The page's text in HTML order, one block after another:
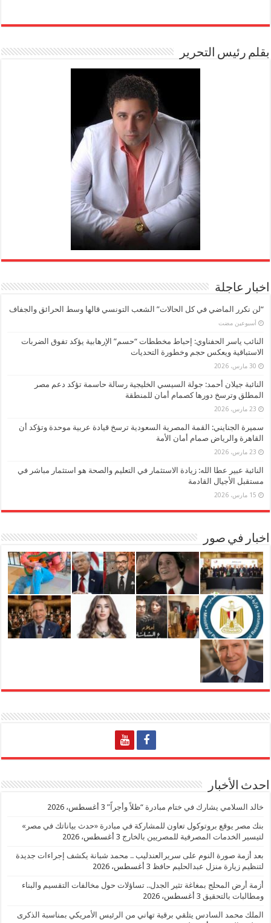
بقلم رئيس التحرير
اخبار عاجلة
“لن نكرر الماضي في كل الحالات” الشعب التونسي قالها وسط الحرائق والجفاف
‏أسبوعين مضت
النائب ياسر الحفناوي: إحباط مخططات “حسم” الإرهابية يؤكد تفوق الضربات
الاستباقية ويعكس حجم وخطورة التحديات
30 مارس، 2026
النائبة جيلان أحمد: جولة السيسي الخليجية رسالة حاسمة تؤكد دعم مصر
المطلق وترسخ دورها كصمام أمان للمنطقة
23 مارس، 2026
سميرة الجنايني: القمة المصرية السعودية ترسخ قيادة عربية موحدة وتؤكد أن
القاهرة والرياض صمام أمان الأمة
23 مارس، 2026
النائبة عبير عطا الله: زيادة الاستثمار في التعليم والصحة هو استثمار مباشر في
مستقبل الأجيال القادمة
15 مارس، 2026
اخبار في صور
احدث الأخبار
خالد السلامي يشارك في ختام مبادرة “ظلاً وأجراً” 3 أغسطس، 2026
بنك مصر يوقع بروتوكول تعاون للمشاركة في مبادرة «حدث بياناتك في مصر»
لتيسير الخدمات المصرفية للمصريين بالخارج 3 أغسطس، 2026
بعد أزمة صورة النوم على سريرالعندليب .. محمد شبانة يكشف إجراءات جديدة
لتنظيم زيارة منزل عبدالحليم حافظ 3 أغسطس، 2026
أزمة أرض المحلج بمغاغة تثير الجدل.. تساؤلات حول مخالفات التقسيم والبناء
ومطالبات بالتحقيق 3 أغسطس، 2026
الملك محمد السادس يتلقي برقية تهاني من الرئيس الأمريكي بمناسبة الذكرى